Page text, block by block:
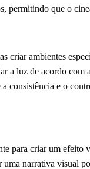
permitindo que o
criar ambientes
luz de acordo com
consistência e o
para criar um efeito
narrativa visual